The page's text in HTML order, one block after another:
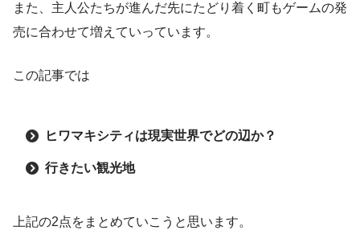
また、主人公たちが進んだ先にたどり着く町もゲームの発
売に合わせて増えていっています。
この記事では
ヒワマキシティは現実世界でどの辺か？
行きたい観光地
上記の2点をまとめていこうと思います。